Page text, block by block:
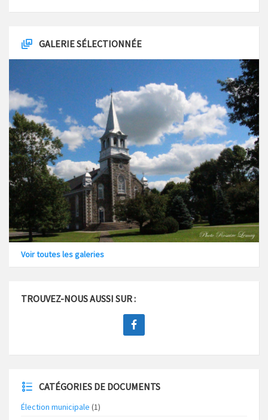
GALERIE SÉLECTIONNÉE
Voir toutes les galeries
TROUVEZ-NOUS AUSSI SUR :
CATÉGORIES DE DOCUMENTS
Élection municipale (1)